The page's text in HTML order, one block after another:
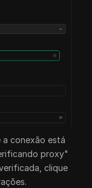
a conexão está
proxy"
clique